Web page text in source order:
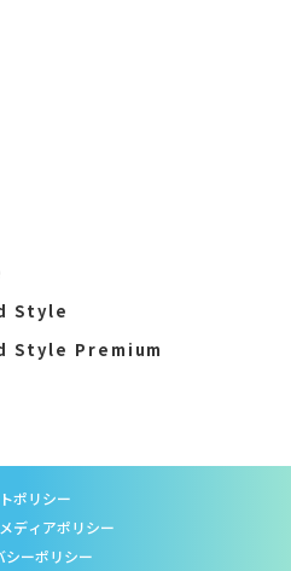
Style
Style Premium
ポリシー
ディアポリシー
シーポリシー